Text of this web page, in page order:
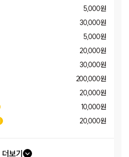
5,000 원
30,000 원
5,000 원
20,000 원
30,000 원
200,000 원
20,000 원
10,000 원
20,000 원
더보기